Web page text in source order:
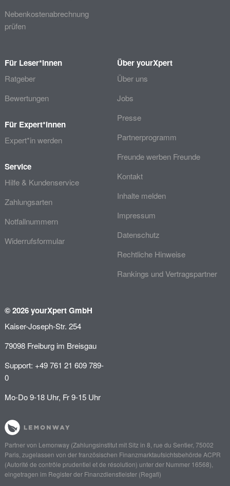
Nebenkostenabrechnung
prüfen
Für Leser*innen
Ratgeber
Bewertungen
Für Expert*innen
Expert*in werden
Service
Hilfe & Kundenservice
Zahlungsarten
Notfallnummern
Widerrufsformular
Über yourXpert
Über uns
Jobs
Presse
Partnerprogramm
Freunde werben Freunde
Kontakt
Inhalte melden
Impressum
Datenschutz
Rechtliche Hinweise
Rankings und Vertragspartner
© 2026 yourXpert GmbH
Kaiser-Joseph-Str. 254
79098 Freiburg im Breisgau
Support: +49 761 21 609 789-
0
Mo-Do 9-18 Uhr, Fr 9-15 Uhr
Partner von Lemonway(Zahlungsinstitut mit Sitz in 8, rue du Sentier, 75002
Paris, zugelassen von der französischen Finanzmarktaufsichtsbehörde ACPR
(Autorité de contrôle prudentiel et de résolution) unter der Nummer 16568),
eingetragen im Register der Finanzdienstleister (Regafi)